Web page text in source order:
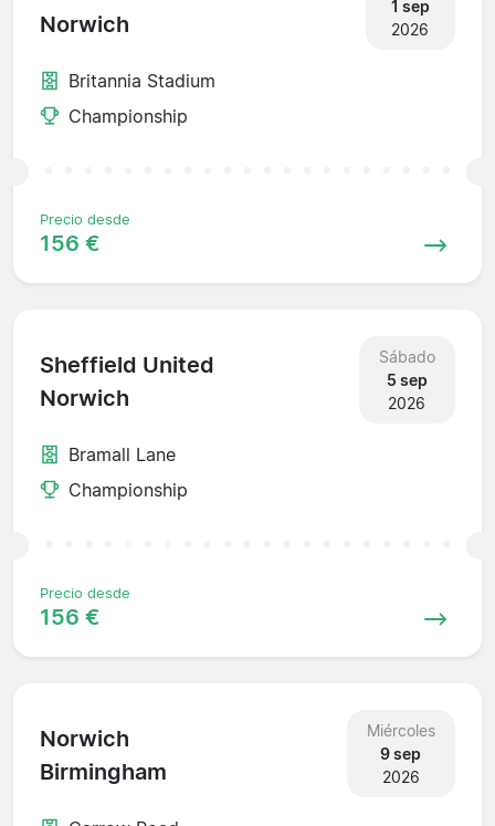
Norwich
1 sep
2026
Britannia Stadium
Championship
Precio desde
156 €
Sheffield United
Norwich
Sábado
5 sep
2026
Bramall Lane
Championship
Precio desde
156 €
Norwich
Birmingham
Miércoles
9 sep
2026